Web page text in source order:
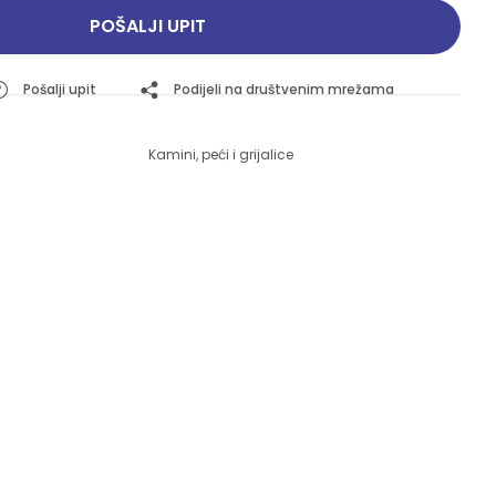
Pogledajte ponudu
Pogledajte ponudu
POŠALJI UPIT
Pošalji upit Podijeli na društvenim mrežama
Kamini, peći i grijalice